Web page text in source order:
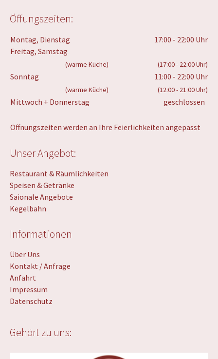
Öffungszeiten:
Montag, Dienstag
Freitag, Samstag
17:00 - 22:00 Uhr
(warme Küche) (17:00 - 22:00 Uhr)
Sonntag 11:00 - 22:00 Uhr
(warme Küche) (12:00 - 21:00 Uhr)
Mittwoch + Donnerstag geschlossen
Öffnungszeiten werden an Ihre Feierlichkeiten angepasst
Unser Angebot:
Restaurant & Räumlichkeiten
Speisen & Getränke
Saionale Angebote
Kegelbahn
Informationen
Über Uns
Kontakt / Anfrage
Anfahrt
Impressum
Datenschutz
Gehört zu uns: